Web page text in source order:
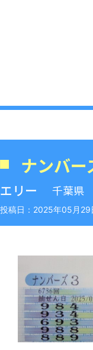
ナンバー
エリー 千葉県
2025年05月29